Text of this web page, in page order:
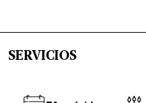
SERVICIOS